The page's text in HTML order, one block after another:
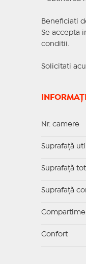
Beneficiati
Se accepta
conditii.
Solicitati
Nr. camere
Suprafaţă
Suprafaţă
Suprafaţă
Confort